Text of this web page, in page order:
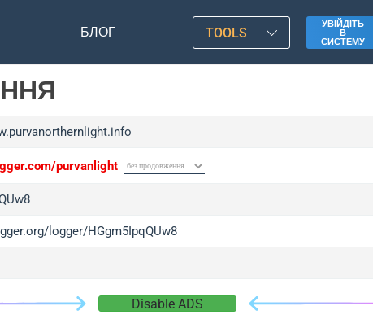
БЛОГ TOOLS
УВІЙДІТЬ
В
СИСТЕМУ
purvanlight
logger/HGgm5IpqQUw8
Disable ADS